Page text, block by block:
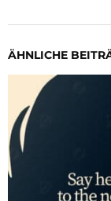
ÄHNLICHE